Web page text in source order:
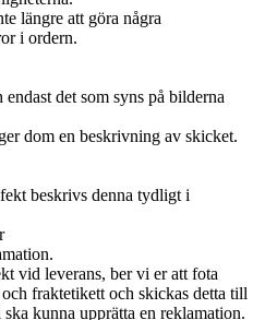
längre att göra några
i ordern.
det som syns på bilderna
dom en beskrivning av skicket.
beskrivs denna tydligt i
vid leverans, ber vi er att fota
fraktetikett och skickas detta till
kunna upprätta en reklamation.